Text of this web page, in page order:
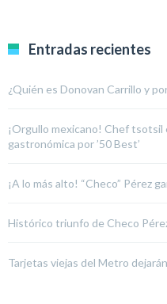
Entradas recientes
¿Quién es Donovan Carrillo y
¡Orgullo mexicano! Chef tsotsil
gastronómica por ’50 Best’
¡A lo más alto! “Checo” Pérez
Histórico triunfo de Checo
Tarjetas viejas del Metro